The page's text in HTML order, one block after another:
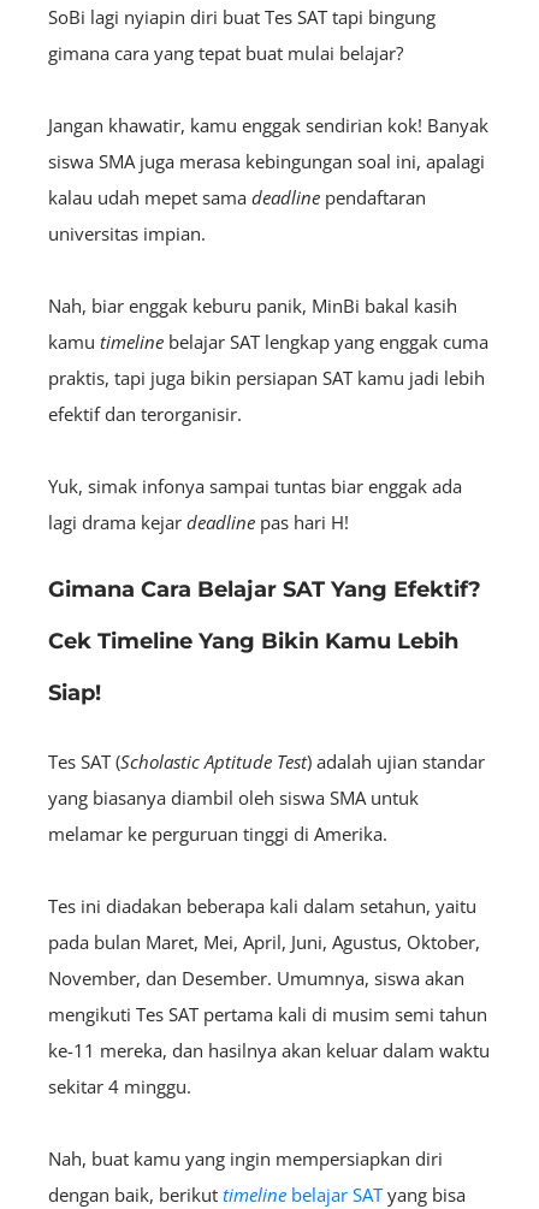
SoBi lagi nyiapin diri buat Tes SAT tapi bingung
gimana cara yang tepat buat mulai belajar?
Jangan khawatir, kamu enggak sendirian kok! Banyak
siswa SMA juga merasa kebingungan soal ini, apalagi
kalau udah mepet sama deadline pendaftaran
universitas impian.
Nah, biar enggak keburu panik, MinBi bakal kasih
kamu timeline belajar SAT lengkap yang enggak cuma
praktis, tapi juga bikin persiapan SAT kamu jadi lebih
efektif dan terorganisir.
Yuk, simak infonya sampai tuntas biar enggak ada
lagi drama kejar deadline pas hari H!
Gimana Cara Belajar SAT Yang Efektif?
Cek Timeline Yang Bikin Kamu Lebih
Siap!
Tes SAT (Scholastic Aptitude Test) adalah ujian standar
yang biasanya diambil oleh siswa SMA untuk
melamar ke perguruan tinggi di Amerika.
Tes ini diadakan beberapa kali dalam setahun, yaitu
pada bulan Maret, Mei, April, Juni, Agustus, Oktober,
November, dan Desember. Umumnya, siswa akan
mengikuti Tes SAT pertama kali di musim semi tahun
ke-11 mereka, dan hasilnya akan keluar dalam waktu
sekitar 4 minggu.
Nah, buat kamu yang ingin mempersiapkan diri
dengan baik, berikut timeline belajar SATyang bisa